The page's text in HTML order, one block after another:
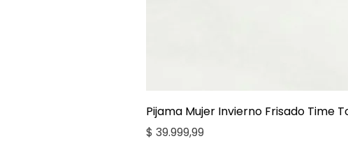
Pijama Mujer Invierno Frisado Time
Precio
$ 39.999,99